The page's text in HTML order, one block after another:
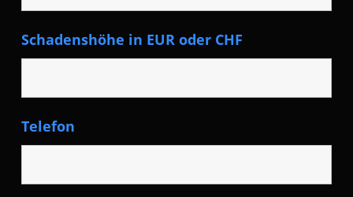
Schadenshöhe in EUR oder CHF
Telefon